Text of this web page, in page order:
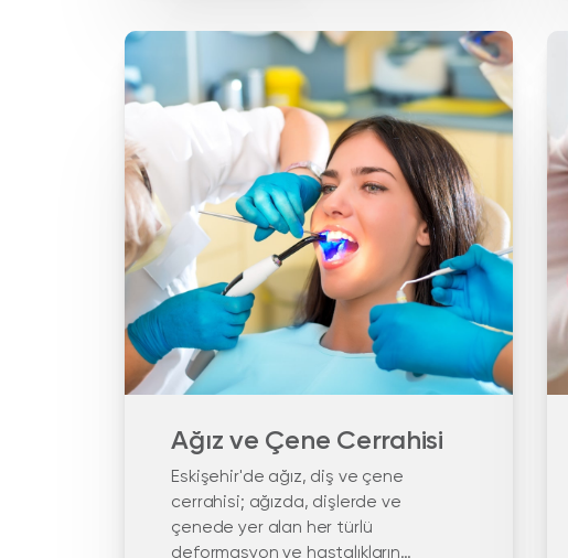
Ağız ve Çene Cerrahisi
Eskişehir'de ağız, diş ve çene
cerrahisi; ağızda, dişlerde ve
çenede yer alan her türlü
deformasyon ve hastalıkların